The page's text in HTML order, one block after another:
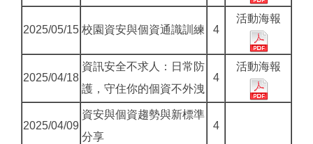
2025/05/15 校園資安與個資通識訓練 4
活動海報
2025/04/18
資訊安全不求人：日常防
護，守住你的個資不外洩
4
活動海報
2025/04/09
資安與個資趨勢與新標準
分享
4